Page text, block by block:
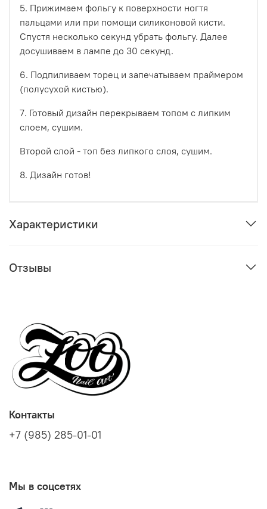
5. Прижимаем фольгу к поверхности ногтя
пальцами или при помощи силиконовой кисти.
Спустя несколько секунд убрать фольгу. Далее
досушиваем в лампе до 30 секунд.
6. Подпиливаем торец и запечатываем праймером
(полусухой кистью).
7. Готовый дизайн перекрываем топом с липким
слоем, сушим.
Второй слой - топ без липкого слоя, сушим.
8. Дизайн готов!
Характеристики
Отзывы
Контакты
+7 (985) 285-01-01
Мы в соцсетях